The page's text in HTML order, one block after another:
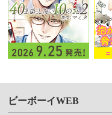
ビーボーイWEB